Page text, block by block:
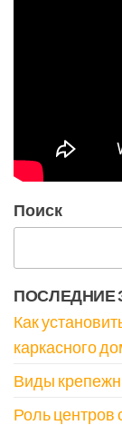
Поиск
ПОСЛЕДНИЕ
Как
каркасного
Виды
Роль центров